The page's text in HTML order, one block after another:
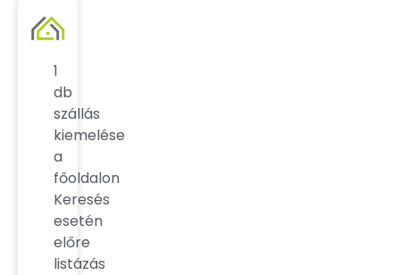
1
db
szállás
kiemelése
a
főoldalon
Keresés
esetén
előre
listázás